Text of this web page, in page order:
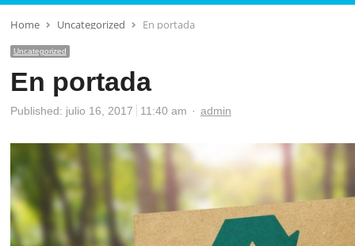
Home Uncategorized En portada
Uncategorized
En portada
Published: julio 16, 2017 11:40 am Author
admin